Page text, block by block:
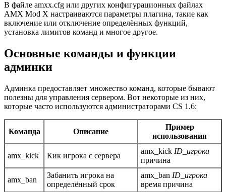
В файле amxx.cfg или других конфигурационных файлах
AMX Mod X настраиваются параметры плагина, такие как
включение или отключение определённых функций,
установка лимитов команд и многое другое.
Основные команды и функции
админки
Админка предоставляет множество команд, которые бывают
полезны для управления сервером. Вот некоторые из них,
которые часто используются администраторами CS 1.6:
Команда Описание
Пример
использования
amx_kick Кик игрока с сервера
amx_kick ID_игрока
причина
amx_ban
Забанить игрока на
определённый срок
amx_ban ID_игрока
время причина